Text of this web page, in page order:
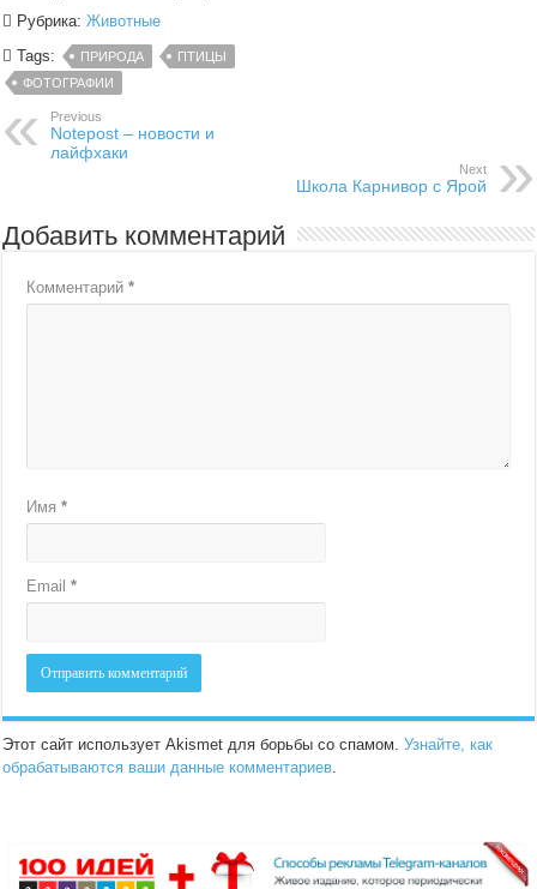
Рубрика:Животные
Tags:
ПРИРОДА
ПТИЦЫ
ФОТОГРАФИИ
Previous
Notepost – новости и
лайфхаки
Next
Школа Карнивор с Ярой
Добавить комментарий
Комментарий*
Имя*
Email*
Этот сайт использует Akismet для борьбы со спамом.Узнайте, как
обрабатываются ваши данные комментариев.